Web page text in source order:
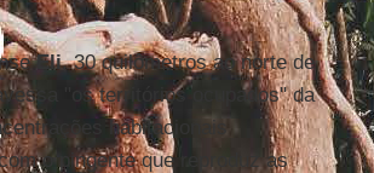
Eli, 30 quilômetros ao norte de
"os territórios ocupados" da
habitacionais
o pingente que reproduz as